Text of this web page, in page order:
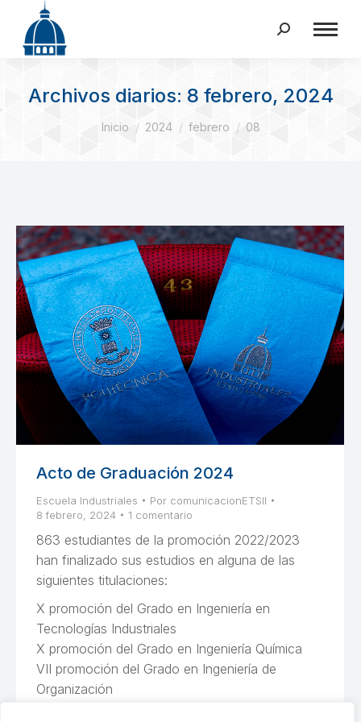
Buscar:
Archivos diarios: 8 febrero, 2024
Estás aquí:
Inicio 2024 febrero 08
Acto de Graduación 2024
Escuela Industriales Por comunicacionETSII
8 febrero, 2024
1 comentario
863 estudiantes de la promoción 2022/2023
han finalizado sus estudios en alguna de las
siguientes titulaciones:
X promoción del Grado en Ingeniería en
Tecnologías Industriales
X promoción del Grado en Ingeniería Química
VII promoción del Grado en Ingeniería de
Organización